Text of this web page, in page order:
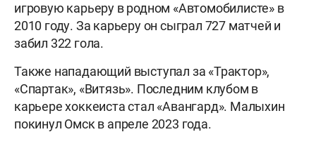
игровую карьеру в родном «Автомобилисте» в
2010 году. За карьеру он сыграл 727 матчей и
забил 322 гола.
Также нападающий выступал за «Трактор»,
«Спартак», «Витязь». Последним клубом в
карьере хоккеиста стал «Авангард». Малыхин
покинул Омск в апреле 2023 года.